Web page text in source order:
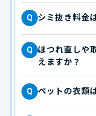
Q シミ抜き料金
Q
ほつれ直しや
えますか？
Q ペットの衣類